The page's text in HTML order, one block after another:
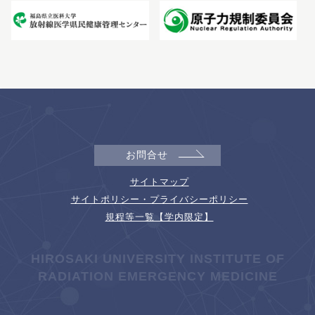
お問合せ
サイトマップ
サイトポリシー・プライバシーポリシー
規程等一覧【学内限定】
HIROSAKI UNIVERSITY INSTITUTE OF
RADIATION EMERGENCY MEDICINE